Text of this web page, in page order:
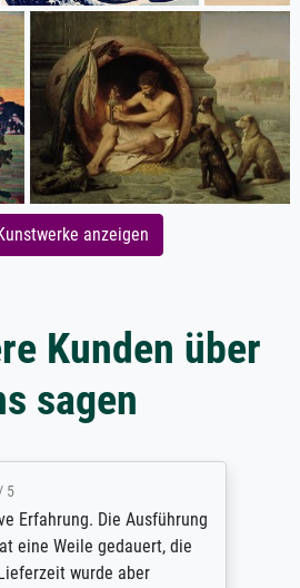
anzeigen
Kunden über
sagen
5
Erfahrung. Die Ausführung
eine Weile gedauert, die
wurde aber